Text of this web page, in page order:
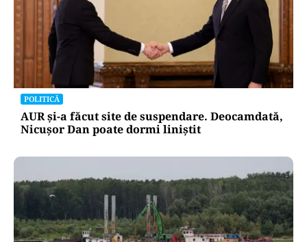
POLITICĂ
AUR și-a făcut site de suspendare. Deocamdată,
Nicușor Dan poate dormi liniștit